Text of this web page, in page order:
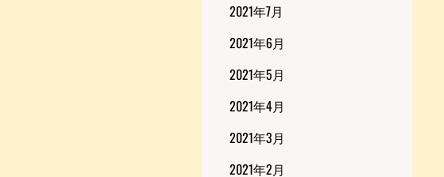
2021年7月
2021年6月
2021年5月
2021年4月
2021年3月
2021年2月